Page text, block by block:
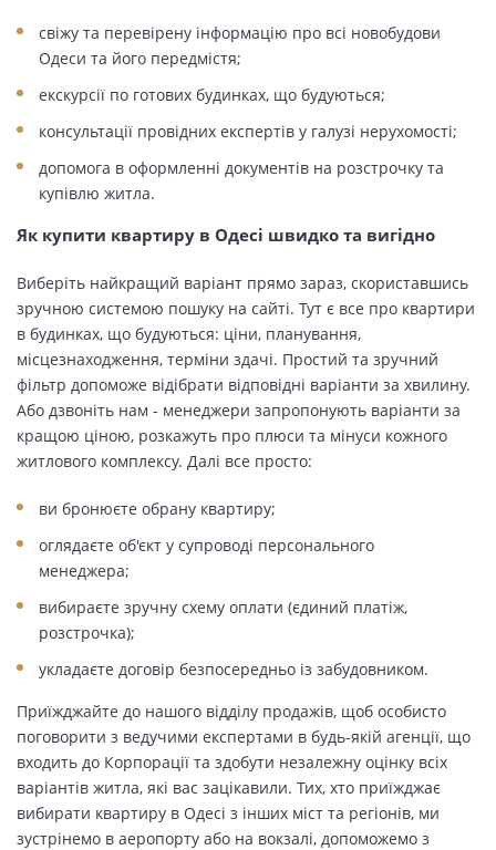
свіжу та перевірену інформацію про всі новобудови
Одеси та його передмістя;
екскурсії по готових будинках, що будуються;
консультації провідних експертів у галузі нерухомості;
допомога в оформленні документів на розстрочку та
купівлю житла.
Як купити квартиру в Одесі швидко та вигідно
Виберіть найкращий варіант прямо зараз, скориставшись
зручною системою пошуку на сайті. Тут є все про квартири
в будинках, що будуються: ціни, планування,
місцезнаходження, терміни здачі. Простий та зручний
фільтр допоможе відібрати відповідні варіанти за хвилину.
Або дзвоніть нам - менеджери запропонують варіанти за
кращою ціною, розкажуть про плюси та мінуси кожного
житлового комплексу. Далі все просто:
ви бронюєте обрану квартиру;
оглядаєте об'єкт у супроводі персонального
менеджера;
вибираєте зручну схему оплати (єдиний платіж,
розстрочка);
укладаєте договір безпосередньо із забудовником.
Приїжджайте до нашого відділу продажів, щоб особисто
поговорити з ведучими експертами в будь-якій агенції, що
входить до Корпорації та здобути незалежну оцінку всіх
варіантів житла, які вас зацікавили. Тих, хто приїжджає
вибирати квартиру в Одесі з інших міст та регіонів, ми
зустрінемо в аеропорту або на вокзалі, допоможемо з